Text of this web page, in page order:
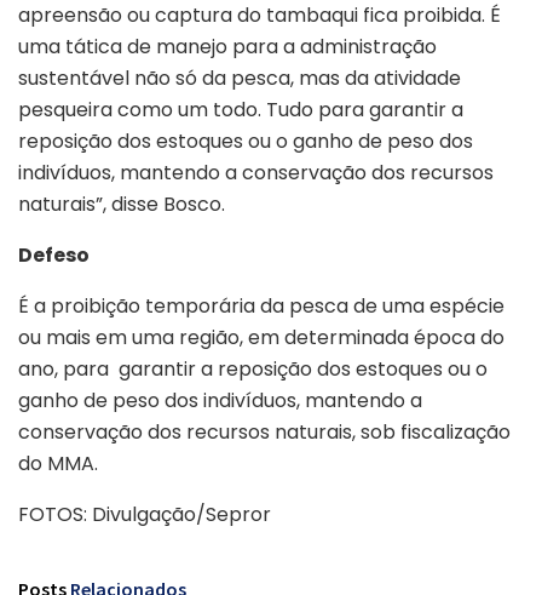
apreensão ou captura do tambaqui fica proibida. É
uma tática de manejo para a administração
sustentável não só da pesca, mas da atividade
pesqueira como um todo. Tudo para garantir a
reposição dos estoques ou o ganho de peso dos
indivíduos, mantendo a conservação dos recursos
naturais”, disse Bosco.
Defeso
É a proibição temporária da pesca de uma espécie
ou mais em uma região, em determinada época do
ano, para garantir a reposição dos estoques ou o
ganho de peso dos indivíduos, mantendo a
conservação dos recursos naturais, sob fiscalização
do MMA.
FOTOS: Divulgação/Sepror
Posts Relacionados